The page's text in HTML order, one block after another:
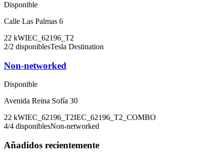
Disponible
Calle Las Palmas 6
22 kWIEC_62196_T2
2/2 disponiblesTesla Destination
Non-networked
Disponible
Avenida Reina Sofía 30
22 kWIEC_62196_T2IEC_62196_T2_COMBO
4/4 disponiblesNon-networked
Añadidos recientemente